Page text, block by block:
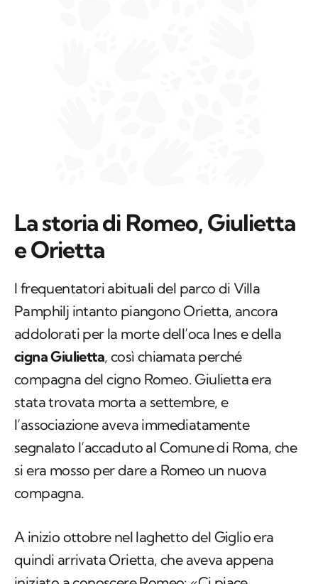
I frequentatori abituali del parco di Villa
Pamphilj intanto piangono Orietta, ancora
cigna Giulietta
, così chiamata perché
compagna del cigno Romeo. Giulietta era
stata trovata morta a settembre, e
l’associazione aveva immediatamente
segnalato l’accaduto al Comune di Roma, che
si era mosso per dare a Romeo un nuova
compagna.
A inizio ottobre nel laghetto del Giglio era
quindi arrivata Orietta, che aveva appena
ricordare i pochi e fugaci giorni di tenerezze
tra Romeo e Orietta – è stato il commento